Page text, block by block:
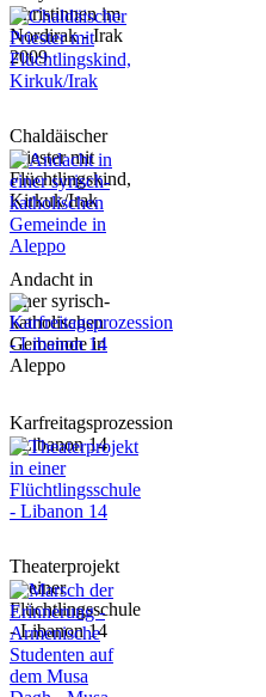
Christinnen im
Nordirak - Irak
2009
Chaldäischer
Priester mit
Flüchtlingskind,
Kirkuk/Irak
Andacht in
einer syrisch-
katholischen
Gemeinde in
Aleppo
Karfreitagsprozession
- Libanon 14
Theaterprojekt
in einer
Flüchtlingsschule
- Libanon 14